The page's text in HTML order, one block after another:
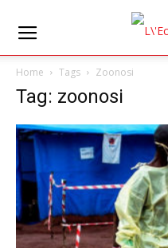
Home Tags Zoonosi
Tag: zoonosi